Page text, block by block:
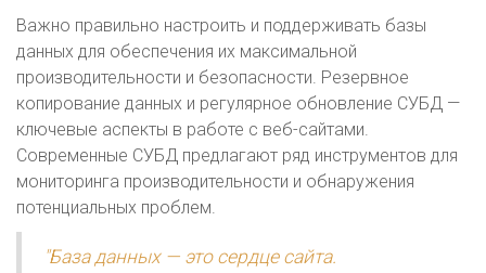
Важно правильно настроить и поддерживать базы
данных для обеспечения их максимальной
производительности и безопасности. Резервное
копирование данных и регулярное обновление СУБД —
ключевые аспекты в работе с веб-сайтами.
Современные СУБД предлагают ряд инструментов для
мониторинга производительности и обнаружения
потенциальных проблем.
"База данных — это сердце сайта.